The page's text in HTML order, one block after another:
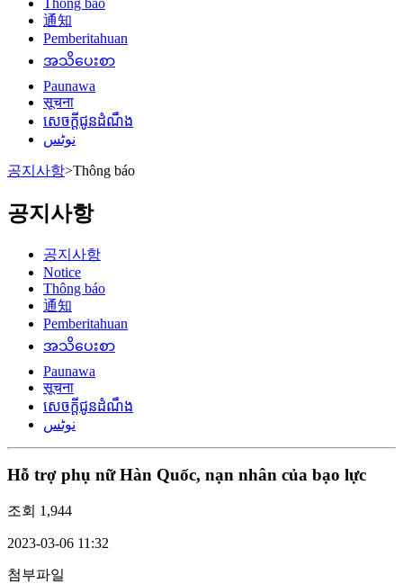
通知
Pemberitahuan
အသိပေးစာ
Paunawa
सूचना
សេចក្តីជូនដំណឹង
نوٹس
공지사항>Thông báo
공지사항
공지사항
Notice
Thông báo
通知
Pemberitahuan
အသိပေးစာ
Paunawa
सूचना
សេចក្តីជូនដំណឹង
نوٹس
Hỗ trợ phụ nữ Hàn Quốc, nạn nhân của bạo lực
조회 1,944
2023-03-06 11:32
첨부파일